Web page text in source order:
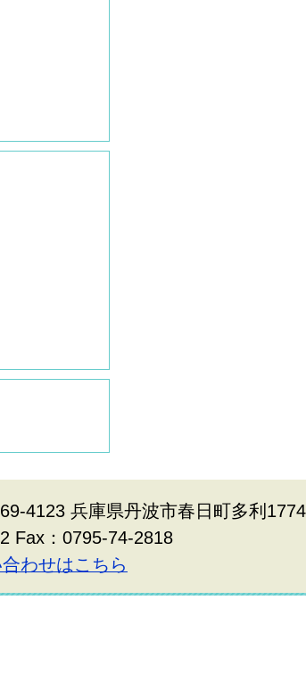
4123 兵庫県丹波市春日町多利1774
Fax：0795-74-2818
わせはこちら